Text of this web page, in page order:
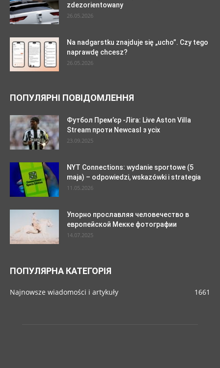
zdezorientowany
26.05.2026
Na nadgarstku znajduje się „ucho”. Czy tego
naprawdę chcesz?
26.05.2026
ПОПУЛЯРНІ ПОВІДОМЛЕННЯ
Футбол Прем’єр -Ліга: Live Aston Villa
Stream проти Newcasl з усіх
23.09.2025
NYT Connections: wydanie sportowe (5
maja) – odpowiedzi, wskazówki i strategia
11.05.2026
Упорно прославляя человечество в
европейской Мекке фотографии
14.07.2025
ПОПУЛЯРНА КАТЕГОРІЯ
Najnowsze wiadomości i artykuły 1661